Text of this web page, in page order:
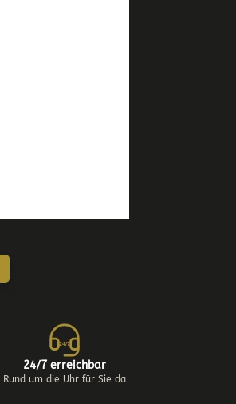
24/7
24/7 erreichbar
Rund um die Uhr für Sie da